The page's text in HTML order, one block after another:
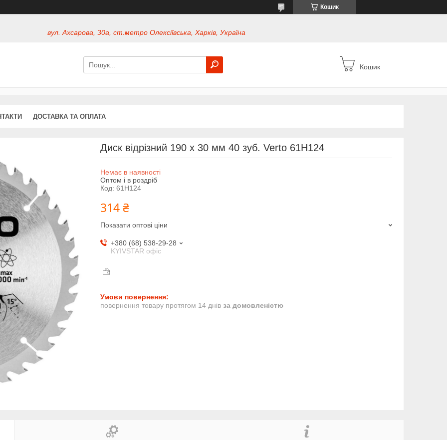
Кошик
вул. Ахсарова, 30а, ст.метро Олексіївська, Харків, Україна
Кошик
ДОСТАВКА ТА ОПЛАТА
Диск відрізний 190 x 30 мм 40 зуб. Verto 61H124
Немає в наявності
Оптом і в роздріб
Код: 61H124
314 ₴
Показати оптові ціни
+380 (68) 538-29-28
KYIVSTAR офіс
повернення товару протягом 14 днів за домовленістю